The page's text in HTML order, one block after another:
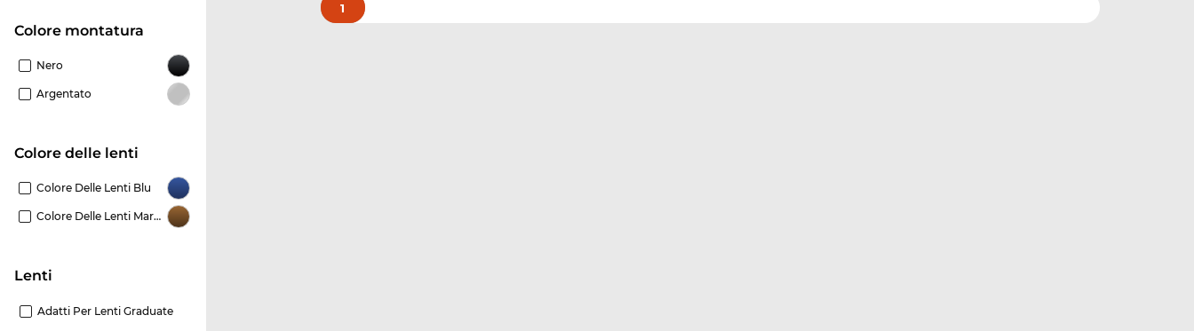
Colore montatura
Nero
Argentato
Colore delle lenti
Colore Delle Lenti Blu
Colore Delle Lenti Marrone
Lenti
Adatti Per Lenti Graduate
1